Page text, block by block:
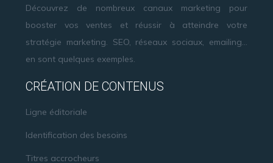
Découvrez de nombreux canaux marketing pour
booster vos ventes et réussir à atteindre votre
stratégie marketing. SEO, réseaux sociaux, emailing…
en sont quelques exemples.
CRÉATION DE CONTENUS
Ligne éditoriale
Identification des besoins
Titres accrocheurs